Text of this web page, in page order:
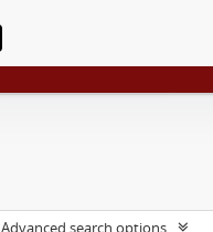
Advanced search options